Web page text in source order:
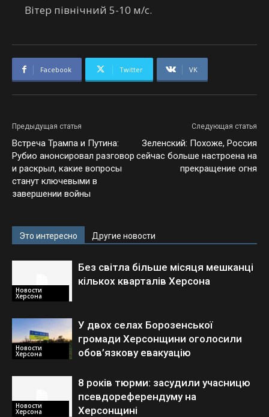
Вітер північний 5-10 м/с.
Facebook Twitter VK
Предыдущая статья
Встреча Трампа и Путина:
Рубио анонсировал разговор
и раскрыл, какие вопросы
станут ключевыми в
завершении войны
Следующая статья
Зеленский: Похоже, Россия
сейчас больше настроена на
прекращение огня
Это интересно Другие новости
Новости
Херсона
Без світла більше місяця мешканці
кількох кварталів Херсона
Новости
Херсона
У двох селах Борозенської
громади Херсонщини оголосили
обов’язкову евакуацію
Новости
Херсона
8 років тюрми: засудили учасницю
псевдореферендуму на
Херсонщині